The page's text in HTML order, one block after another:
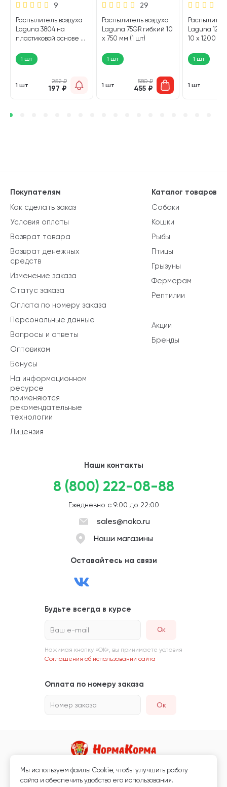
9
Распылитель воздуха
Laguna 3804 на
пластиковой основе 28
1 шт
1 шт
252₽
197 ₽
29
Распылитель воздуха
Laguna 75GR гибкий 10
х 750 мм (1 шт)
1 шт
1 шт
580₽
455 ₽
Laguna
10 х 1200 мм
1 шт
1 шт
Каталог товаров
Собаки
Кошки
Рыбы
Птицы
Грызуны
Фермерам
Рептилии
Акции
Бренды
Покупателям
Как сделать заказ
Условия оплаты
Возврат товара
Возврат денежных
средств
Изменение заказа
Статус заказа
Оплата по номеру заказа
Персональные данные
Вопросы и ответы
Оптовикам
Бонусы
На информационном
ресурсе
применяются
рекомендательные
технологии
Лицензия
Наши контакты
8 (800) 222-08-88
Ежедневно с 9:00 до 22:00
sales@noko.ru
Наши магазины
Оставайтесь на связи
Будьте всегда в курсе
Ваш e-mail
Нажимая кнопку «ОК», вы принимаете условия
Соглашения об использовании сайта
Оплата по номеру заказа
Номер заказа Ок
Магазин кормов для животных и ветаптека
Мы используем файлы Сookie, чтобы улучшить работу
сайта и обеспечить удобство его использования.